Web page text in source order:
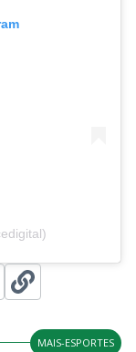
MAIS-ESPORTES